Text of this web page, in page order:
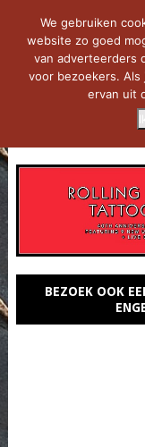
BEZOEK OOK
We gebruiken
website zo goed
van adverteerders
voor bezoekers.
ervan uit